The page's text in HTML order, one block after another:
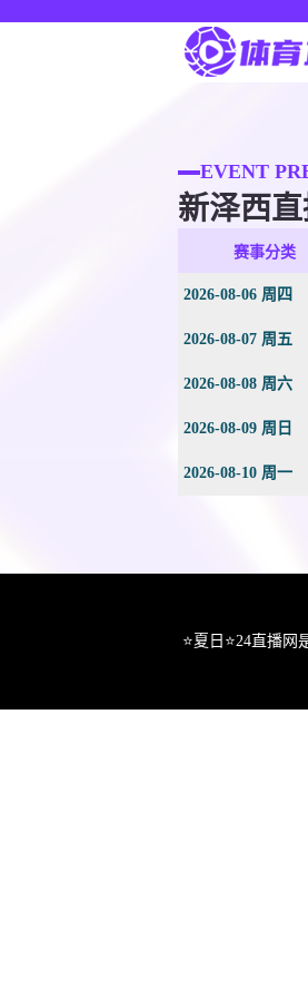
EVENT
新泽西
赛事分类
2026-08-06 周四
2026-08-07 周五
2026-08-08 周六
2026-08-09 周日
2026-08-10 周一
⭐️夏日⭐24直播